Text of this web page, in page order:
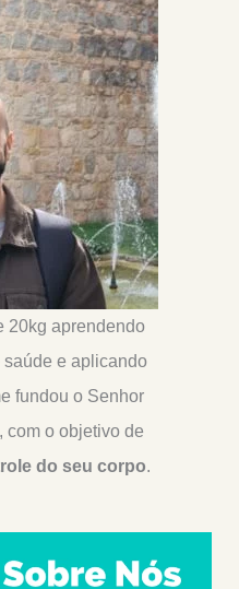
20kg aprendendo
e aplicando
fundou o Senhor
com o objetivo de
do seu corpo.